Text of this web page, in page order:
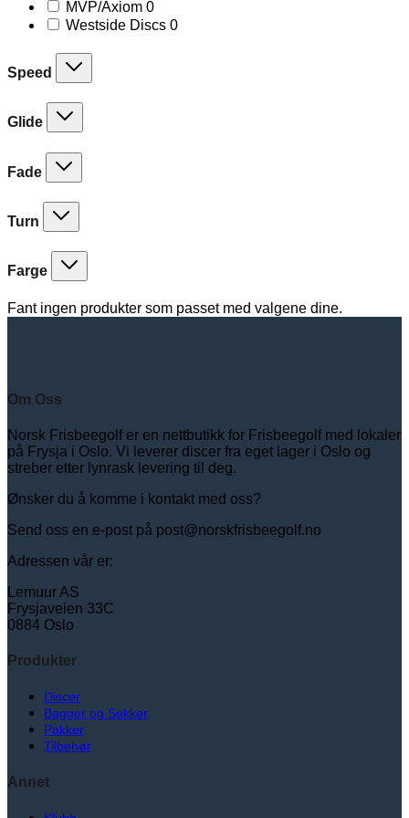
MVP/Axiom 00
products
Westside Discs 00
Speed
Glide
Fade
Turn
Farge
Fant ingen produkter som passet med valgene dine.
Om Oss
Norsk Frisbeegolf er en nettbutikk for Frisbeegolf med lokaler
på Frysja i Oslo. Vi leverer discer fra eget lager i Oslo og
streber etter lynrask levering til deg.
Ønsker du å komme i kontakt med oss?
Send oss en e-post på post@norskfrisbeegolf.no
Adressen vår er:
Lemuur AS
Frysjaveien 33C
0884 Oslo
Produkter
Discer
Bagger og Sekker
Pakker
Tilbehør
Annet